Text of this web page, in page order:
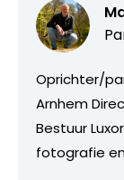
Oprichter/
Arnhem
Bestuur
fotografie